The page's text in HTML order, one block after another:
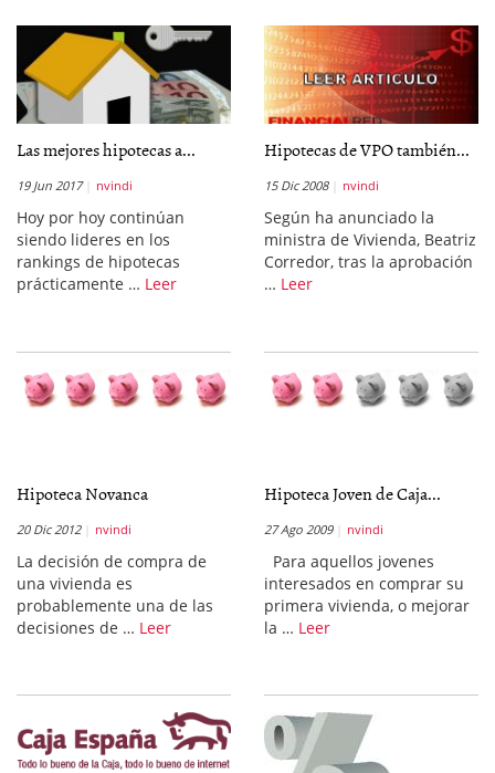
Las mejores hipotecas a...
19 Jun 2017 nvindi
Hoy por hoy continúan
siendo lideres en los
rankings de hipotecas
prácticamente … Leer
Hipotecas de VPO también...
15 Dic 2008 nvindi
Según ha anunciado la
ministra de Vivienda, Beatriz
Corredor, tras la aprobación
… Leer
Hipoteca Novanca
20 Dic 2012 nvindi
La decisión de compra de
una vivienda es
probablemente una de las
decisiones de … Leer
Hipoteca Joven de Caja...
27 Ago 2009 nvindi
Para aquellos jovenes
interesados en comprar su
primera vivienda, o mejorar
la … Leer